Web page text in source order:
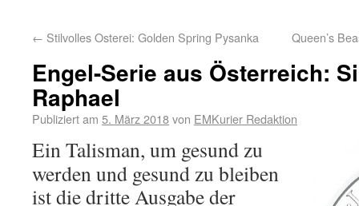
← Stilvolles Osterei: Golden Spring Pysanka Queen’s
Engel-Serie aus Österreich:
Raphael
Publiziert am 5. März 2018von EMKurier Redaktion
Ein Talisman, um gesund zu
werden und gesund zu bleiben
ist die dritte Ausgabe der